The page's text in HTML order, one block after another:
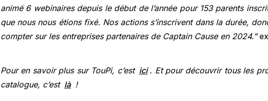
animé 6 webinaires depuis le début de l’année pour 153 parents
que nous nous étions fixé. Nos actions s’inscrivent dans la durée,
compter sur les entreprises partenaires de Captain Cause en 2024.”
Pour en savoir plus sur TouPi, c’est ici . Et pour découvrir tous les
catalogue, c’est là !